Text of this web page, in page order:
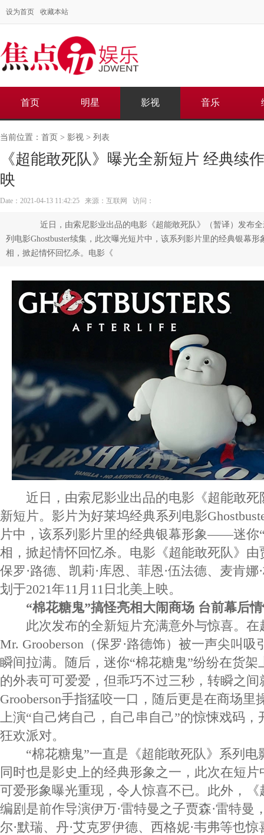
设为首页 收藏本站
首页 明星 影视 音乐
当前位置： 首页 > 影视 > 列表
《超能敢死队》曝光全新短片 经典续
映
Date：2021-04-13 11:42:25 来源：互联网 访问：
近日，由索尼影业出品的电影《超能敢死队》（暂译）发布全
列电影Ghostbuster续集，此次曝光短片中，该系列影片里的经典银幕
相，掀起情怀回忆杀。电影《
近日，由索尼影业出品的电影《超能敢死
新短片。影片为好莱坞经典系列电影
片中，该系列影片里的经典银幕形象——迷你
相，掀起情怀回忆杀。电影《超能敢死队》由
保罗·路德、凯莉·库恩、菲恩·伍法德、麦肯
划于2021年11月11日北美上映。
“棉花糖鬼”搞怪亮相大闹商场 台前幕后
此次发布的全新短片充满意外与惊喜。在
Mr. Grooberson（保罗·路德饰）被一声尖叫
瞬间拉满。随后，迷你“棉花糖鬼”纷纷在货
的外表可可爱爱，但乖巧不过三秒，转瞬之
Grooberson手指猛咬一口，随后更是在商场里
上演“自己烤自己，自己串自己”的惊悚戏码
狂欢派对。
“棉花糖鬼”一直是《超能敢死队》系列电
同时也是影史上的经典形象之一，此次在短片
可爱形象曝光重现，令人惊喜不已。此外，
编剧是前作导演伊万·雷特曼之子贾森·雷特曼
尔·默瑞、丹·艾克罗伊德、西格妮·韦弗等也